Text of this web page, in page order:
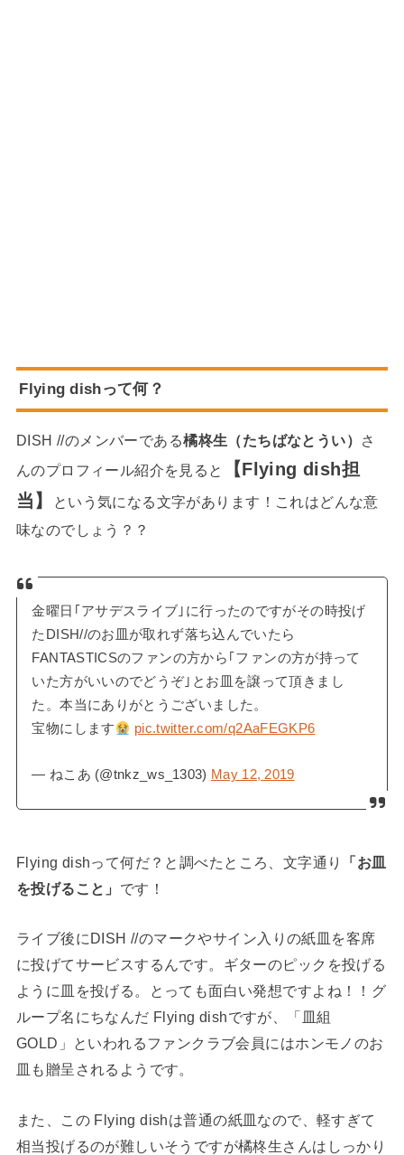
Flying dishって何？
DISH //のメンバーである橘柊生（たちばなとうい）
さ
んのプロフィール紹介を見ると
【Flying dish担
当】
という気になる文字があります！これはどんな意
味なのでしょう？？
金曜日｢アサデスライブ｣に行ったのですがその時投げ
たDISH//のお皿が取れず落ち込んでいたら
FANTASTICSのファンの方から｢ファンの方が持って
いた方がいいのでどうぞ｣とお皿を譲って頂きまし
た。本当にありがとうございました。
宝物にします
pic.twitter.com/q2AaFEGKP6
— ねこあ (@tnkz_ws_1303) May 12, 2019
Flying dishって何だ？と調べたところ、文字通り
「お皿
を投げること」 です！
ライブ後にDISH //のマークやサイン入りの紙皿を客席
に投げてサービスするんです。ギターのピックを投げる
ように皿を投げる。とっても面白い発想ですよね！！グ
ループ名にちなんだ Flying dishですが、「皿組
GOLD」といわれるファンクラブ会員にはホンモノのお
皿も贈呈されるようです。
また、この Flying dishは普通の紙皿なので、軽すぎて
相当投げるのが難しいそうですが橘柊生さんはしっかり